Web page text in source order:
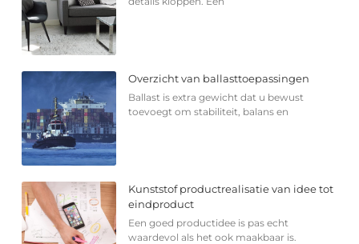
Overzicht van ballasttoepassingen
Ballast is extra gewicht dat u bewust
toevoegt om stabiliteit, balans en
Kunststof productrealisatie van idee tot
eindproduct
Een goed productidee is pas echt
waardevol als het ook maakbaar is.